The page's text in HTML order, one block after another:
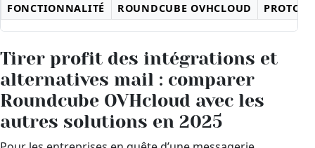
FONCTIONNALITÉ ROUNDCUBE OVHCLOUD
Tirer profit des intégrations et
alternatives mail : comparer
Roundcube OVHcloud avec les
autres solutions en 2025